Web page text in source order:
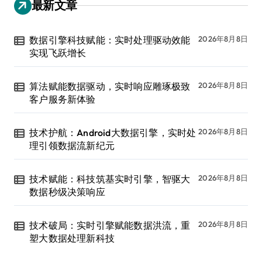
最新文章
数据引擎科技赋能：实时处理驱动效能
实现飞跃增长
2026年8月8日
算法赋能数据驱动，实时响应雕琢极致
客户服务新体验
2026年8月8日
技术护航：Android大数据引擎，实时处
理引领数据流新纪元
2026年8月8日
技术赋能：科技筑基实时引擎，智驱大
数据秒级决策响应
2026年8月8日
技术破局：实时引擎赋能数据洪流，重
塑大数据处理新科技
2026年8月8日